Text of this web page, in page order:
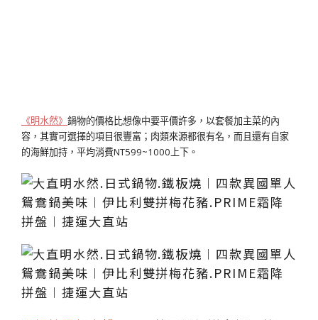
《明水然》 鍋物的價格比想像中要平價許多，以套餐加主菜的內
容，其實可選擇的項目很豐富；肉類來源都很有名，而且還有自家
的海鮮加持，平均消費NT599~1000上下。